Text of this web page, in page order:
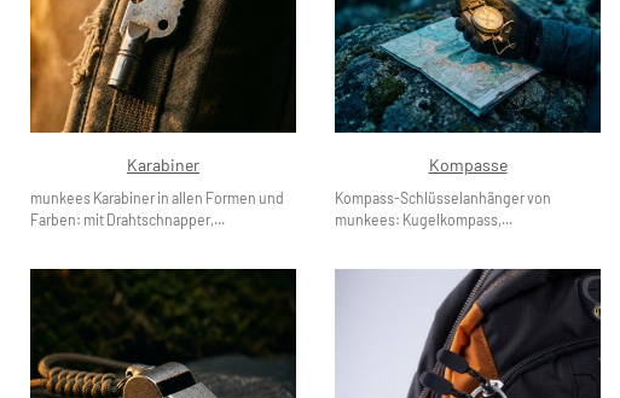
Karabiner
munkees Karabiner in allen Formen und
Farben: mit Drahtschnapper,...
Kompasse
Kompass-Schlüsselanhänger von
munkees: Kugelkompass,...